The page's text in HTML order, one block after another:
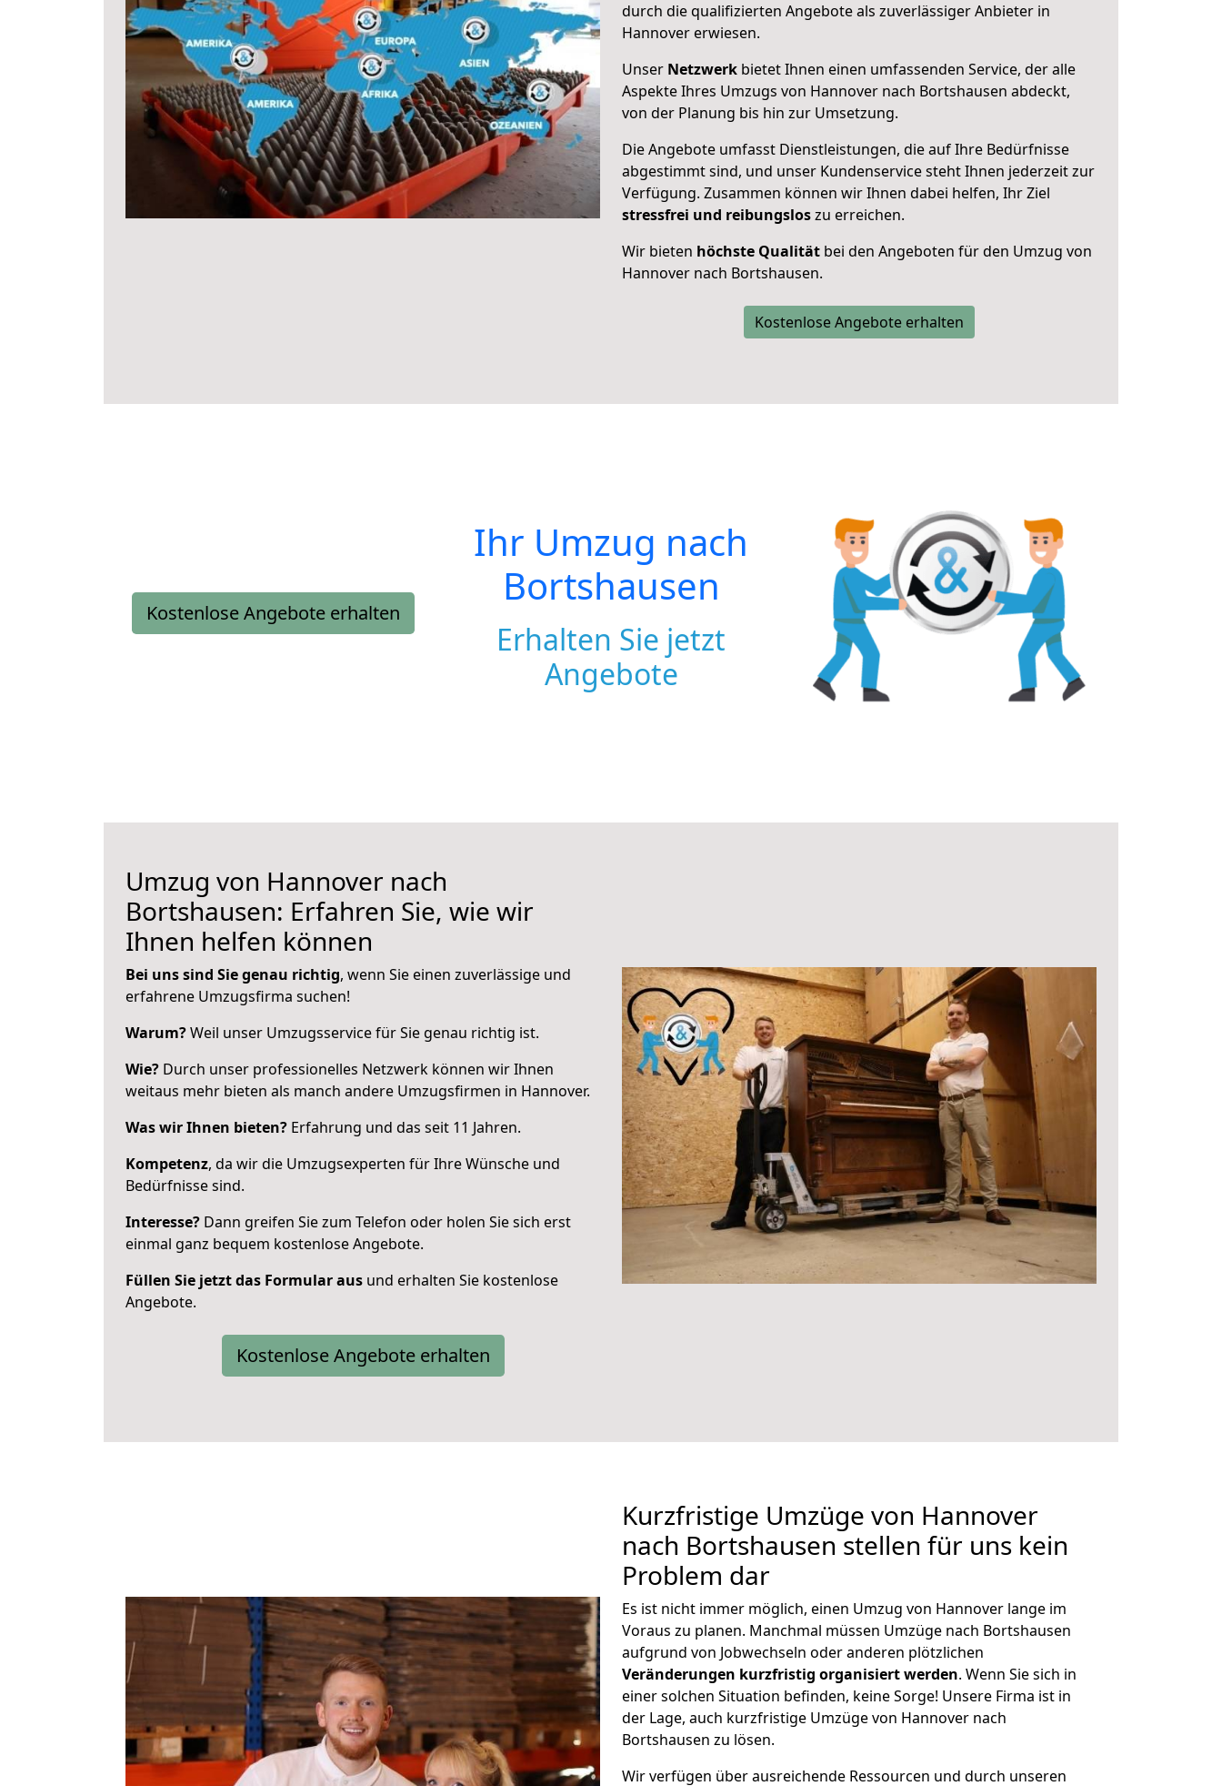
durch die qualifizierten Angebote als zuverlässiger Anbieter in
Hannover erwiesen.
Unser Netzwerk bietet Ihnen einen umfassenden Service, der alle
Aspekte Ihres Umzugs von Hannover nach Bortshausen abdeckt,
von der Planung bis hin zur Umsetzung.
Die Angebote umfasst Dienstleistungen, die auf Ihre Bedürfnisse
abgestimmt sind, und unser Kundenservice steht Ihnen jederzeit zur
Verfügung. Zusammen können wir Ihnen dabei helfen, Ihr Ziel
stressfrei und reibungsloszu erreichen.
Wir bieten höchste Qualität bei den Angeboten für den Umzug von
Hannover nach Bortshausen.
Kostenlose Angebote erhalten
Kostenlose Angebote erhalten
Ihr Umzug nach
Bortshausen
Erhalten Sie jetzt
Angebote
Umzug von Hannover nach
Bortshausen: Erfahren Sie, wie wir
Ihnen helfen können
Bei uns sind Sie genau richtig, wenn Sie einen zuverlässige und
erfahrene Umzugsfirma suchen!
Warum?Weil unser Umzugsservice für Sie genau richtig ist.
Wie? Durch unser professionelles Netzwerk können wir Ihnen
weitaus mehr bieten als manch andere Umzugsfirmen in Hannover.
Was wir Ihnen bieten? Erfahrung und das seit 11 Jahren.
Kompetenz, da wir die Umzugsexperten für Ihre Wünsche und
Bedürfnisse sind.
Interesse? Dann greifen Sie zum Telefon oder holen Sie sich erst
einmal ganz bequem kostenlose Angebote.
Füllen Sie jetzt das Formular aus und erhalten Sie kostenlose
Angebote.
Kostenlose Angebote erhalten
Kurzfristige Umzüge von Hannover
nach Bortshausen stellen für uns kein
Problem dar
Es ist nicht immer möglich, einen Umzug von Hannover lange im
Voraus zu planen. Manchmal müssen Umzüge nach Bortshausen
aufgrund von Jobwechseln oder anderen plötzlichen
Veränderungen kurzfristig organisiert werden. Wenn Sie sich in
einer solchen Situation befinden, keine Sorge! Unsere Firma ist in
der Lage, auch kurzfristige Umzüge von Hannover nach
Bortshausen zu lösen.
Wir verfügen über ausreichende Ressourcen und durch unseren